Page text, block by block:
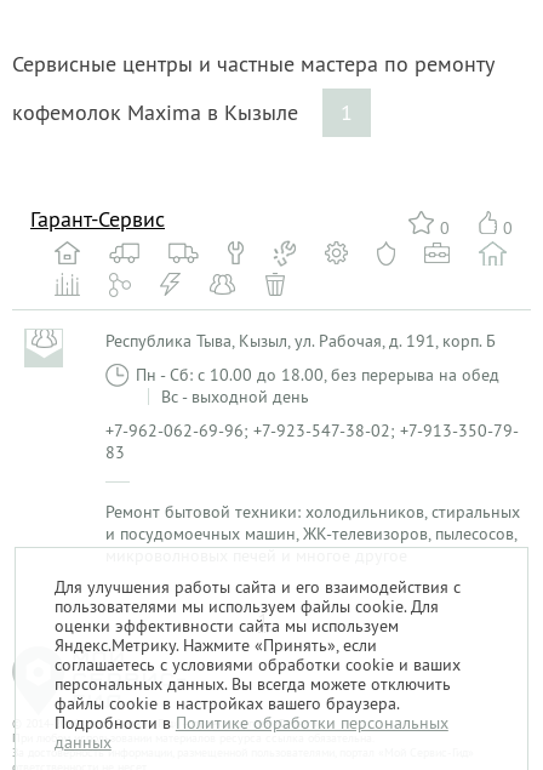
Сервисные центры и частные мастера по ремонту
кофемолок Maxima в Кызыле
1
0 0
Гарант-Сервис
Республика Тыва, Кызыл, ул. Рабочая, д. 191, корп. Б
Пн - Сб: с 10.00 до 18.00, без перерыва на обед
Вс - выходной день
+7-962-062-69-96; +7-923-547-38-02; +7-913-350-79-
83
Ремонт бытовой техники: холодильников, стиральных
и посудомоечных машин, ЖК-телевизоров, пылесосов,
микроволновых печей и многое другое
1
© 2014-2026. «Мой Сервис-Гид» – проект группы «Текарт».
При любом использовании материалов ресурса ссылка обязательна.
За достоверность информации, размещенной пользователями, портал «Мой Сервис-Гид»
Для улучшения работы сайта и его взаимодействия с
пользователями мы используем файлы cookie. Для
оценки эффективности сайта мы используем
Яндекс.Метрику. Нажмите «Принять», если
соглашаетесь с условиями обработки cookie и ваших
персональных данных. Вы всегда можете отключить
файлы cookie в настройках вашего браузера.
Подробности в Политике обработки персональных
данных